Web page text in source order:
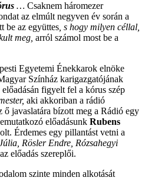
… Csaknem háromezer
az elmúlt negyven év során a
be az együttes , s hogy milyen céllal,
meg, arról számol most be a
Egyetemi Énekkarok elnöke
Színház karigazgatójának
előadásán figyelt fel a kórus szép
aki akkoriban a rádió
ő javaslatára bízott meg a Rádió egy
előadásunk Rubens
Érdemes egy pillantást vetni a
Rösler Endre, Rózsahegyi
előadás szereplői.
szinte minden alkotását